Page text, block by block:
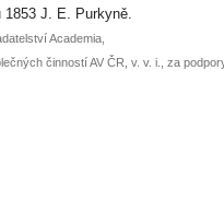
už 30. června.
1853 J. E. Purkyně.
Academia,
činností AV ČR, v. v. i., za